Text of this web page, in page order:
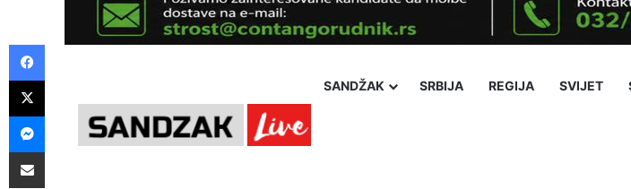
SANDŽAK SRBIJA REGIJA SVIJET
Facebook
X
Messenger
Pošalji preko E-Maila